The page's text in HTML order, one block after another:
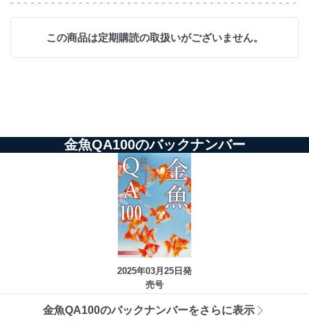
この商品は定期購読の取扱いがございません。
金魚QA100のバックナンバー
2025年03月25日発
売号
金魚QA100のバックナンバーをさらに表示